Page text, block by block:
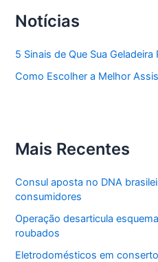
Notícias
5 Sinais de Que Sua
Como Escolher a Melhor
Mais Recentes
Consul aposta no DNA
consumidores
Operação desarticula
roubados
Eletrodomésticos em